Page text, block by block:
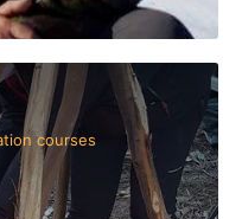
courses